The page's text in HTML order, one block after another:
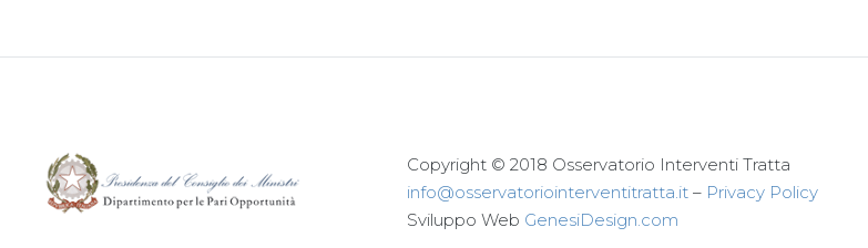
Copyright © 2018 Osservatorio Interventi Tratta
info@osservatoriointerventitratta.it – Privacy Policy
Sviluppo Web GenesiDesign.com